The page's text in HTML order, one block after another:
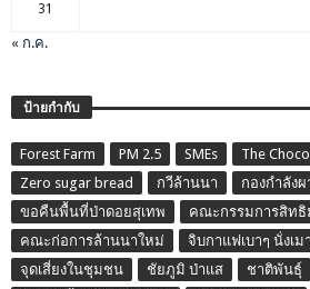
31
« ก.ค.
ป้ายกำกับ
Forest Farm PM 2.5 SMEs
The
Zero sugar bread
กวีล้านนา กองกำลังผ
ขอคืนพื้นที่ป่าดอยสุเทพ
คณะกรรมการสิท
คณะก่อการล้านนาใหม่
จิบกาแฟเบาๆ นั่งเม
จุดเสี่ยงในชุมชน
ชัยภูมิ ป่าแส
ชาติพันธุ์